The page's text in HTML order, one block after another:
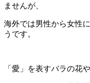
ませんが、
海外では男性から女性
うです。
「愛」を表すバラの花